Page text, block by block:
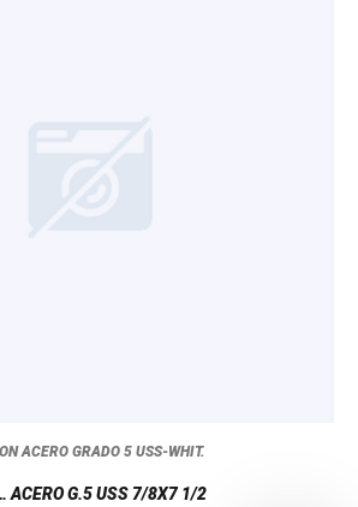
ACERO GRADO 5 USS-WHIT.
ACERO G.5 USS 7/8X7 1/2